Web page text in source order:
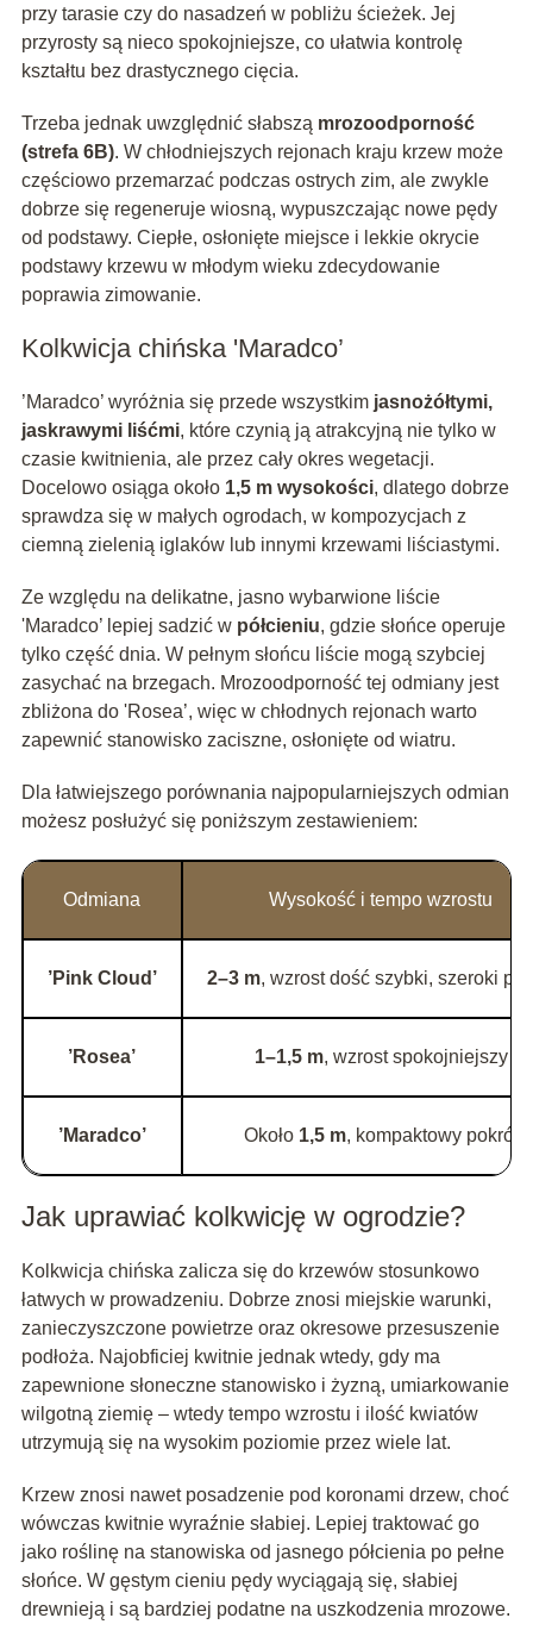
przy tarasie czy do nasadzeń w pobliżu ścieżek. Jej
przyrosty są nieco spokojniejsze, co ułatwia kontrolę
kształtu bez drastycznego cięcia.
Trzeba jednak uwzględnić słabszą mrozoodporność
(strefa 6B). W chłodniejszych rejonach kraju krzew może
częściowo przemarzać podczas ostrych zim, ale zwykle
dobrze się regeneruje wiosną, wypuszczając nowe pędy
od podstawy. Ciepłe, osłonięte miejsce i lekkie okrycie
podstawy krzewu w młodym wieku zdecydowanie
poprawia zimowanie.
Kolkwicja chińska 'Maradco’
’Maradco’ wyróżnia się przede wszystkim jasnożółtymi,
jaskrawymi liśćmi, które czynią ją atrakcyjną nie tylko w
czasie kwitnienia, ale przez cały okres wegetacji.
Docelowo osiąga około 1,5 m wysokości, dlatego dobrze
sprawdza się w małych ogrodach, w kompozycjach z
ciemną zielenią iglaków lub innymi krzewami liściastymi.
Ze względu na delikatne, jasno wybarwione liście
'Maradco’ lepiej sadzić w półcieniu, gdzie słońce operuje
tylko część dnia. W pełnym słońcu liście mogą szybciej
zasychać na brzegach. Mrozoodporność tej odmiany jest
zbliżona do 'Rosea’, więc w chłodnych rejonach warto
zapewnić stanowisko zaciszne, osłonięte od wiatru.
Dla łatwiejszego porównania najpopularniejszych odmian
możesz posłużyć się poniższym zestawieniem:
Odmiana Wysokość i tempo wzrostu
’Pink Cloud’ 2–3 m, wzrost dość szybki, szeroki
’Rosea’ 1–1,5 m, wzrost spokojniejszy
’Maradco’ Około 1,5 m, kompaktowy pokrój
Jak uprawiać kolkwicję w ogrodzie?
Kolkwicja chińska zalicza się do krzewów stosunkowo
łatwych w prowadzeniu. Dobrze znosi miejskie warunki,
zanieczyszczone powietrze oraz okresowe przesuszenie
podłoża. Najobficiej kwitnie jednak wtedy, gdy ma
zapewnione słoneczne stanowisko i żyzną, umiarkowanie
wilgotną ziemię – wtedy tempo wzrostu i ilość kwiatów
utrzymują się na wysokim poziomie przez wiele lat.
Krzew znosi nawet posadzenie pod koronami drzew, choć
wówczas kwitnie wyraźnie słabiej. Lepiej traktować go
jako roślinę na stanowiska od jasnego półcienia po pełne
słońce. W gęstym cieniu pędy wyciągają się, słabiej
drewnieją i są bardziej podatne na uszkodzenia mrozowe.